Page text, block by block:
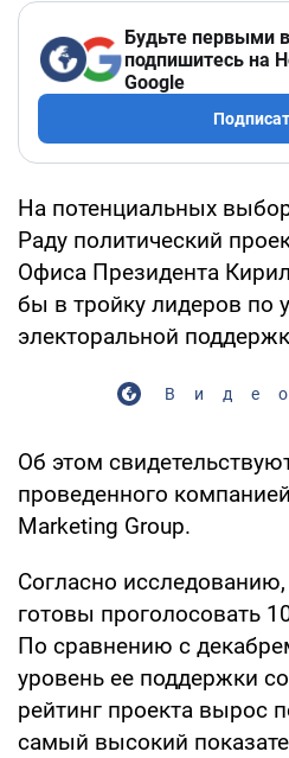
Будьте первыми
подпишитесь на
Google
На потенциальных
Раду политический
Офиса Президента
бы в тройку лидеров по
электоральной
Об этом
проведенного
Marketing Group.
Согласно
готовы проголосовать
По сравнению с
уровень ее поддержки
рейтинг проекта вырос
самый высокий